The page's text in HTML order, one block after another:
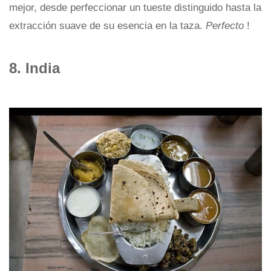
mejor, desde perfeccionar un tueste distinguido hasta la
extracción suave de su esencia en la taza. Perfecto !
8. India